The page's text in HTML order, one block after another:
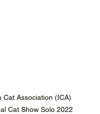
Cat Association (ICA)
Cat Show Solo 2022